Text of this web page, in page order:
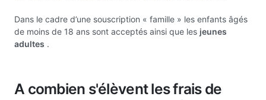
Dans le cadre d’une souscription « famille » les enfants âgés
de moins de 18 ans sont acceptés ainsi que les jeunes
adultes .
A combien s'élèvent les frais de